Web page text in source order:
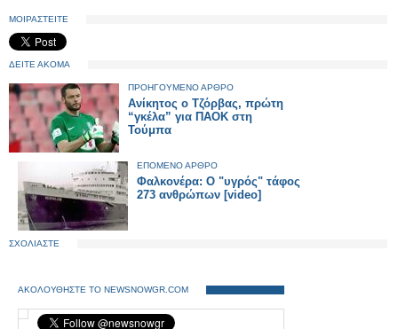
ΜΟΙΡΑΣΤΕΙΤΕ
ΔΕΙΤΕ ΑΚΟΜΑ
ΠΡΟΗΓΟΥΜΕΝΟ ΑΡΘΡΟ
Ανίκητος ο Τζόρβας, πρώτη
“γκέλα” για ΠΑΟΚ στη
Τούμπα
ΕΠΟΜΕΝΟ ΑΡΘΡΟ
Φαλκονέρα: O "υγρός" τάφος
273 ανθρώπων [video]
ΣΧΟΛΙΑΣΤΕ
ΑΚΟΛΟΥΘΗΣΤΕ ΤΟ NEWSNOWGR.COM